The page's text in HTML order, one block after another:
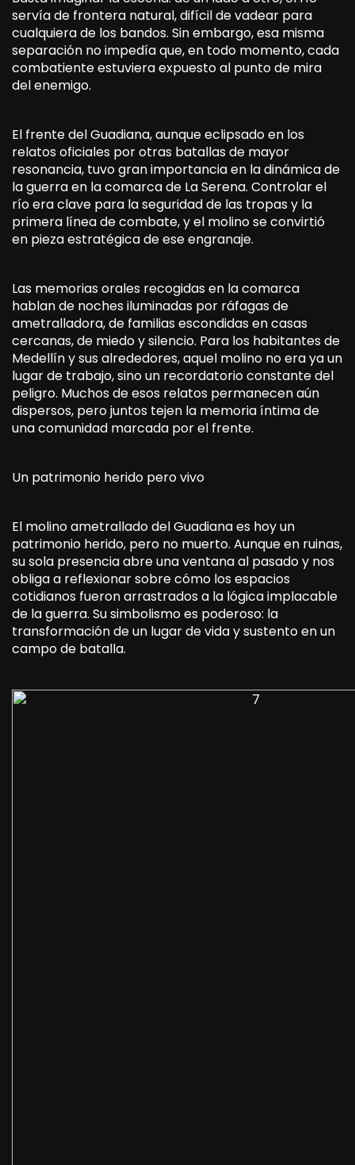
servía de frontera natural, difícil de vadear para
cualquiera de los bandos. Sin embargo, esa misma
separación no impedía que, en todo momento, cada
combatiente estuviera expuesto al punto de mira
del enemigo.
El frente del Guadiana, aunque eclipsado en los
relatos oficiales por otras batallas de mayor
resonancia, tuvo gran importancia en la dinámica de
la guerra en la comarca de La Serena. Controlar el
río era clave para la seguridad de las tropas y la
primera línea de combate, y el molino se convirtió
en pieza estratégica de ese engranaje.
Las memorias orales recogidas en la comarca
hablan de noches iluminadas por ráfagas de
ametralladora, de familias escondidas en casas
cercanas, de miedo y silencio. Para los habitantes de
Medellín y sus alrededores, aquel molino no era ya un
lugar de trabajo, sino un recordatorio constante del
peligro. Muchos de esos relatos permanecen aún
dispersos, pero juntos tejen la memoria íntima de
una comunidad marcada por el frente.
Un patrimonio herido pero vivo
El molino ametrallado del Guadiana es hoy un
patrimonio herido, pero no muerto. Aunque en ruinas,
su sola presencia abre una ventana al pasado y nos
obliga a reflexionar sobre cómo los espacios
cotidianos fueron arrastrados a la lógica implacable
de la guerra. Su simbolismo es poderoso: la
transformación de un lugar de vida y sustento en un
campo de batalla.